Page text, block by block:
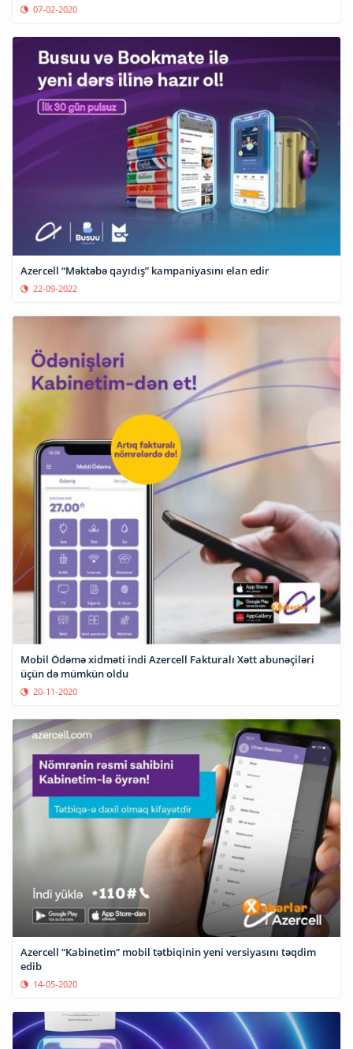
07-02-2020
Azercell “Məktəbə qayıdış” kampaniyasını elan edir
22-09-2022
Mobil Ödəmə xidməti indi Azercell Fakturalı Xətt abunəçiləri
üçün də mümkün oldu
20-11-2020
Azercell “Kabinetim” mobil tətbiqinin yeni versiyasını təqdim
edib
14-05-2020